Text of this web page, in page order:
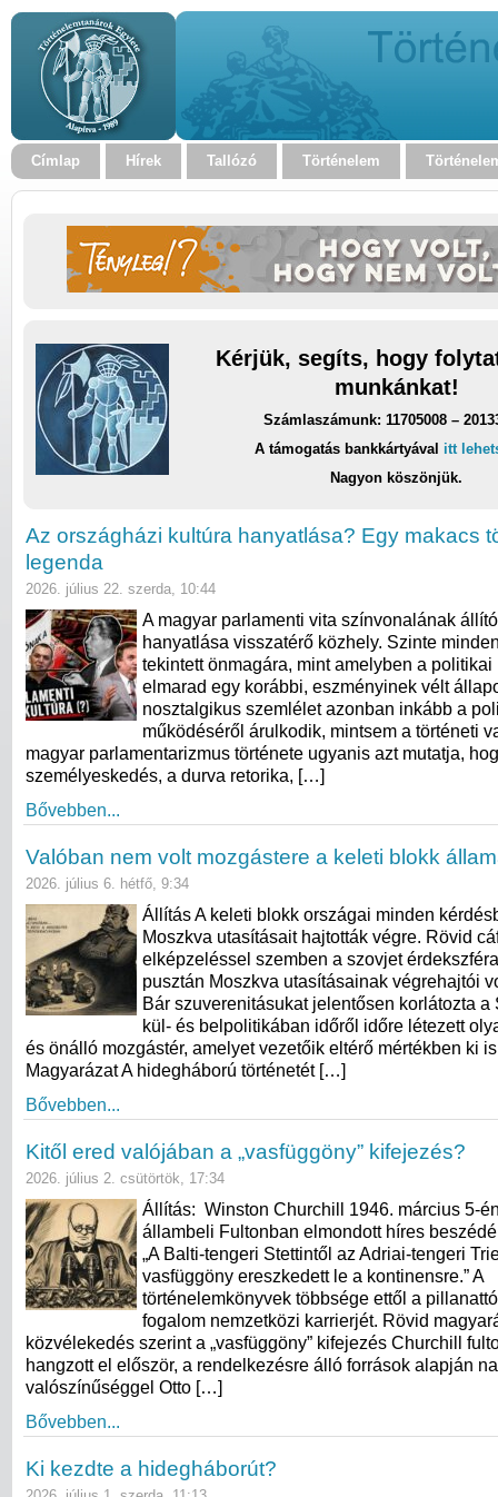
Címlap Hírek Tallózó Történelem
Kérjük, segíts, hogy
munkánkat!
Számlaszámunk: 11705008 –
A támogatás bankkártyával itt
Nagyon köszönjük.
Az országházi kultúra hanyatlása? Egy makacs
legenda
2026. július 22. szerda, 10:44
A magyar parlamenti vita színvonalának
hanyatlása visszatérő közhely. Szinte
tekintett önmagára, mint amelyben a politikai
elmarad egy korábbi, eszményinek vélt
nosztalgikus szemlélet azonban inkább a
működéséről árulkodik, mintsem a történeti
magyar parlamentarizmus története ugyanis azt mutatja,
személyeskedés, a durva retorika, […]
Bővebben...
Valóban nem volt mozgástere a keleti blokk
2026. július 6. hétfő, 9:34
Állítás A keleti blokk országai minden
Moszkva utasításait hajtották végre. Rövid
elképzeléssel szemben a szovjet
pusztán Moszkva utasításainak végrehajtói
Bár szuverenitásukat jelentősen korlátozta a
kül- és belpolitikában időről időre létezett
és önálló mozgástér, amelyet vezetőik eltérő mértékben ki
Magyarázat A hidegháború történetét […]
Bővebben...
Kitől ered valójában a „vasfüggöny” kifejezés?
2026. július 2. csütörtök, 17:34
Állítás: Winston Churchill 1946. március 5-
állambeli Fultonban elmondott híres
„A Balti-tengeri Stettintől az Adriai-tengeri
vasfüggöny ereszkedett le a kontinensre.” A
történelemkönyvek többsége ettől a
fogalom nemzetközi karrierjét. Rövid
közvélekedés szerint a „vasfüggöny” kifejezés Churchill
hangzott el először, a rendelkezésre álló források alapján
valószínűséggel Otto […]
Bővebben...
Ki kezdte a hidegháborút?